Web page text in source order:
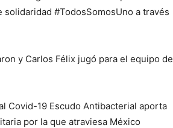
#TodosSomosUno a través
y Carlos Félix jugó para el equipo de
Covid-19 Escudo Antibacterial aporta
por la que atraviesa México